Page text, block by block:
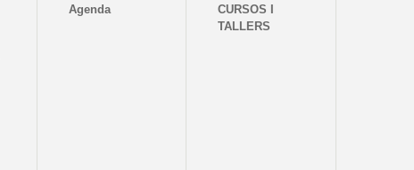
Agenda
CURSOS I
TALLERS